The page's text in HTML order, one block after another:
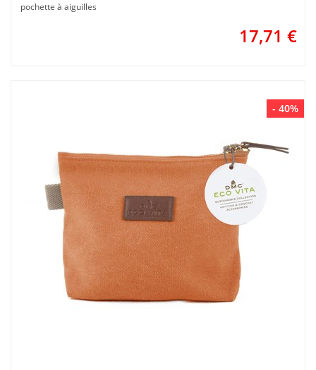
pochette à aiguilles
17,71 €
- 40%